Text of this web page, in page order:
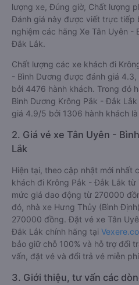
lượng xe, Đúng giờ, Chất lượng
Đánh giá này được viết trực tiếp
nghiệm các hãng Xe Tân Uyên -
Đắk Lắk.
Chất lượng các xe khách đi
- Bình Dương được đánh giá
bởi 4476 hành khách. Trong đó
Bình Dương Krông Pắk - Đắk
giá 4.9/5 bởi 1306 hành khách
2. Giá vé xe Tân Uyên -
Lắk
Hiện tại, theo cập nhật mới nhất
khách đi Krông Pắk - Đắk Lắk từ
mức giá dao động từ 270000
đó, nhà xe Hưng Thủy (Bình
270000 đồng. Đặt vé xe Tân
Đắk Lắk chính hãng tại
bảo giữ chỗ 100% và hỗ trợ đổi
vấn, đặt vé và đổi trả vé miễn
3. Giới thiệu, tư vấn các